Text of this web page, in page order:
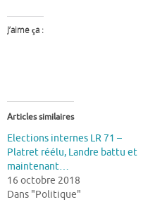
J’aime ça :
Articles similaires
Elections internes LR 71 –
Platret réélu, Landre battu et
maintenant…
16 octobre 2018
Dans "Politique"